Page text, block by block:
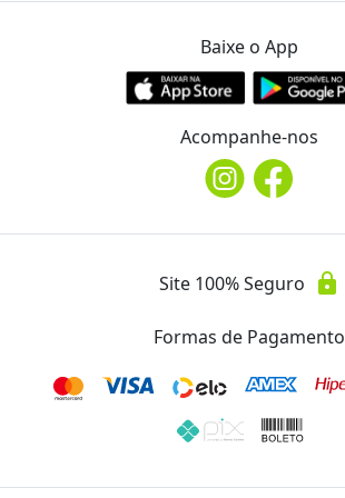
Endereço
no Teatro Marista dia 10/03
Essa oferta ainda não possui avaliações.
Baixe o App
Acompanhe-nos
Site 100% Seguro lock
Formas de Pagamento